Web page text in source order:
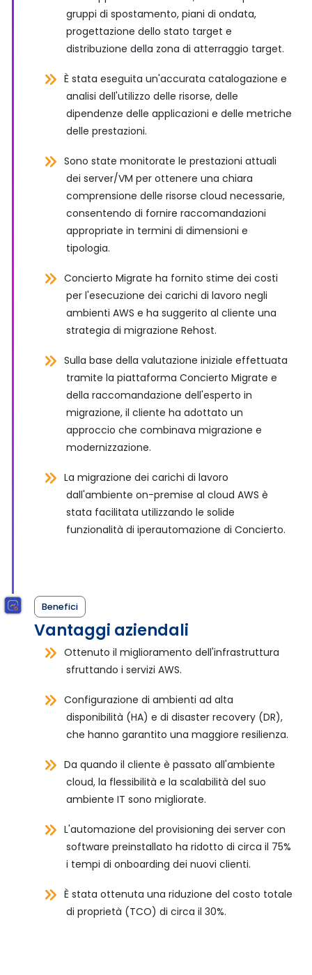
gruppi di spostamento, piani di ondata,
progettazione dello stato target e
distribuzione della zona di atterraggio target.
È stata eseguita un'accurata catalogazione e
analisi dell'utilizzo delle risorse, delle
dipendenze delle applicazioni e delle metriche
delle prestazioni.
Sono state monitorate le prestazioni attuali
dei server/VM per ottenere una chiara
comprensione delle risorse cloud necessarie,
consentendo di fornire raccomandazioni
appropriate in termini di dimensioni e
tipologia.
Concierto Migrate ha fornito stime dei costi
per l'esecuzione dei carichi di lavoro negli
ambienti AWS e ha suggerito al cliente una
strategia di migrazione Rehost.
Sulla base della valutazione iniziale effettuata
tramite la piattaforma Concierto Migrate e
della raccomandazione dell'esperto in
migrazione, il cliente ha adottato un
approccio che combinava migrazione e
modernizzazione.
La migrazione dei carichi di lavoro
dall'ambiente on-premise al cloud AWS è
stata facilitata utilizzando le solide
funzionalità di iperautomazione di Concierto.
Benefici
Vantaggi aziendali
Ottenuto il miglioramento dell'infrastruttura
sfruttando i servizi AWS.
Configurazione di ambienti ad alta
disponibilità (HA) e di disaster recovery (DR),
che hanno garantito una maggiore resilienza.
Da quando il cliente è passato all'ambiente
cloud, la flessibilità e la scalabilità del suo
ambiente IT sono migliorate.
L'automazione del provisioning dei server con
software preinstallato ha ridotto di circa il 75%
i tempi di onboarding dei nuovi clienti.
È stata ottenuta una riduzione del costo totale
di proprietà (TCO) di circa il 30%.